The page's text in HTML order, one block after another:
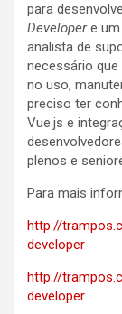
para
Developere
analista de
necessário
no uso,
preciso ter
Vue.js e
plenos e
Para mais
http://
developer
http://
developer